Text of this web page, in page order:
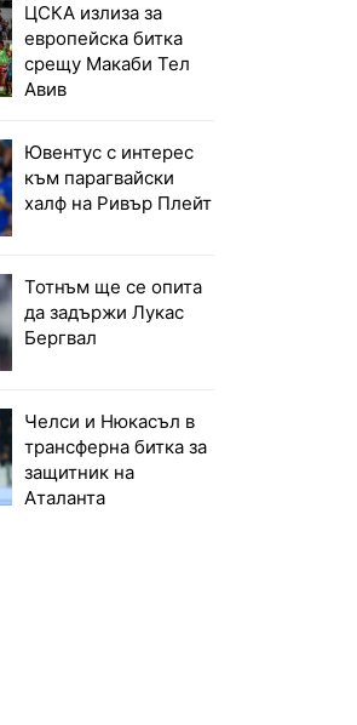
ЦСКА излиза за
европейска битка
срещу Макаби Тел
Авив
Ювентус с интерес
към парагвайски
халф на Ривър Плейт
Тотнъм ще се опита
да задържи Лукас
Бергвал
Челси и Нюкасъл в
трансферна битка за
защитник на
Аталанта